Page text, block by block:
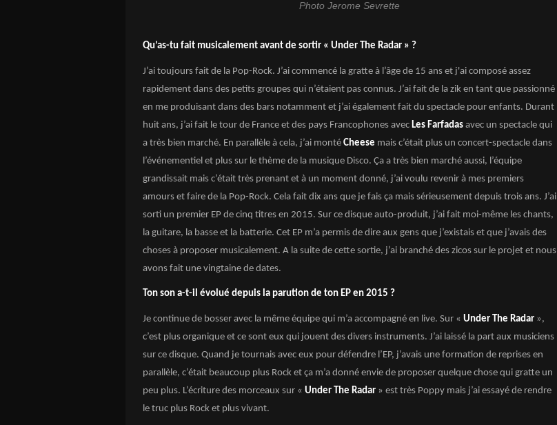
Photo Jerome Sevrette
Qu’as-tu fait musicalement avant de sortir « Under The Radar » ?
J’ai toujours fait de la Pop-Rock. J’ai commencé la gratte à l’âge de 15 ans et j'ai composé assez
rapidement dans des petits groupes qui n’étaient pas connus. J’ai fait de la zik en tant que passionné
en me produisant dans des bars notamment et j’ai également fait du spectacle pour enfants. Durant
huit ans, j’ai fait le tour de France et des pays Francophones avec Les Farfadas avec un spectacle qui
a très bien marché. En parallèle à cela, j’ai monté Cheese mais c’était plus un concert-spectacle dans
l’événementiel et plus sur le thème de la musique Disco. Ça a très bien marché aussi, l’équipe
grandissait mais c’était très prenant et à un moment donné, j’ai voulu revenir à mes premiers
amours et faire de la Pop-Rock. Cela fait dix ans que je fais ça mais sérieusement depuis trois ans. J’ai
sorti un premier EP de cinq titres en 2015. Sur ce disque auto-produit, j’ai fait moi-même les chants,
la guitare, la basse et la batterie. Cet EP m’a permis de dire aux gens que j’existais et que j’avais des
choses à proposer musicalement. A la suite de cette sortie, j’ai branché des zicos sur le projet et nous
avons fait une vingtaine de dates.
Ton son a-t-il évolué depuis la parution de ton EP en 2015 ?
Je continue de bosser avec la même équipe qui m’a accompagné en live. Sur « Under The Radar »,
c’est plus organique et ce sont eux qui jouent des divers instruments. J’ai laissé la part aux musiciens
sur ce disque. Quand je tournais avec eux pour défendre l’EP, j’avais une formation de reprises en
parallèle, c’était beaucoup plus Rock et ça m’a donné envie de proposer quelque chose qui gratte un
peu plus. L’écriture des morceaux sur « Under The Radar » est très Poppy mais j’ai essayé de rendre
le truc plus Rock et plus vivant.